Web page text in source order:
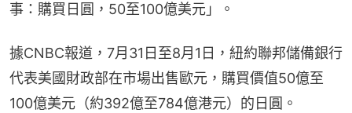
事：購買日圓，50至100億美元」。
據CNBC報道，7月31日至8月1日，紐約聯邦儲備銀行
代表美國財政部在市場出售歐元，購買價值50億至
100億美元（約392億至784億港元）的日圓。